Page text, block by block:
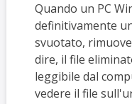
Quando un PC
definitivamente
svuotato,
dire, il file
leggibile dal
vedere il file